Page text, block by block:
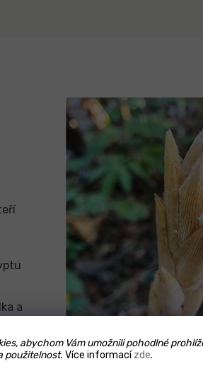
abychom Vám umožnili pohodlné
použitelnost. Více informacízde.
a